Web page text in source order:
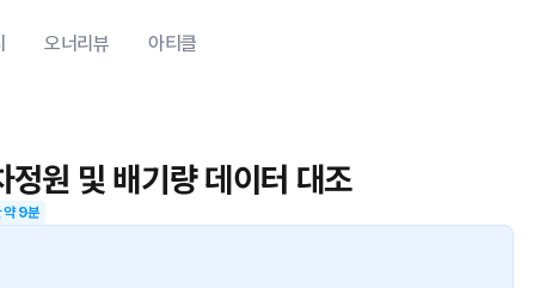
오너리뷰 아티클
원 및 배기량 데이터 대조
약9분